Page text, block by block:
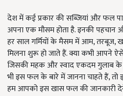
देश में कई प्रकार की सब्जियां और फल
अपना एक मौसम होता है. इनकी पहचान
हर साल गर्मियों के मैसम में आम,
मिलना शुरू हो जाते हैं. क्या कभी आपने
जिसकी महक और स्वाद एकदम गुलाब
भी इस फल के बारे में जानना चाहते हैं,
हम आपको इस खास फल की जानकारी